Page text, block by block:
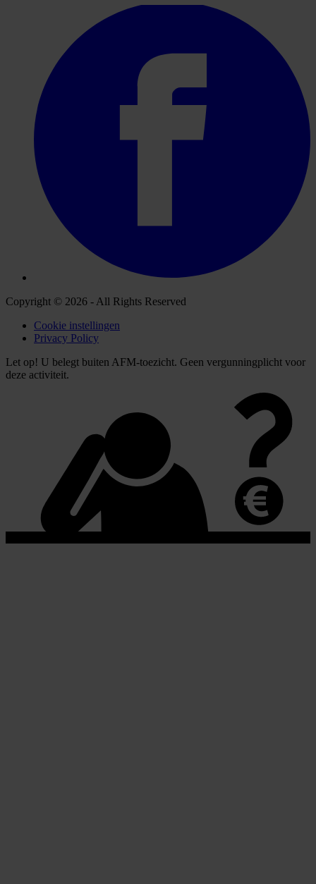
Copyright © 2026 - All Rights Reserved
Cookie instellingen
Privacy Policy
Let op! U belegt buiten AFM-toezicht. Geen vergunningplicht voor
deze activiteit.